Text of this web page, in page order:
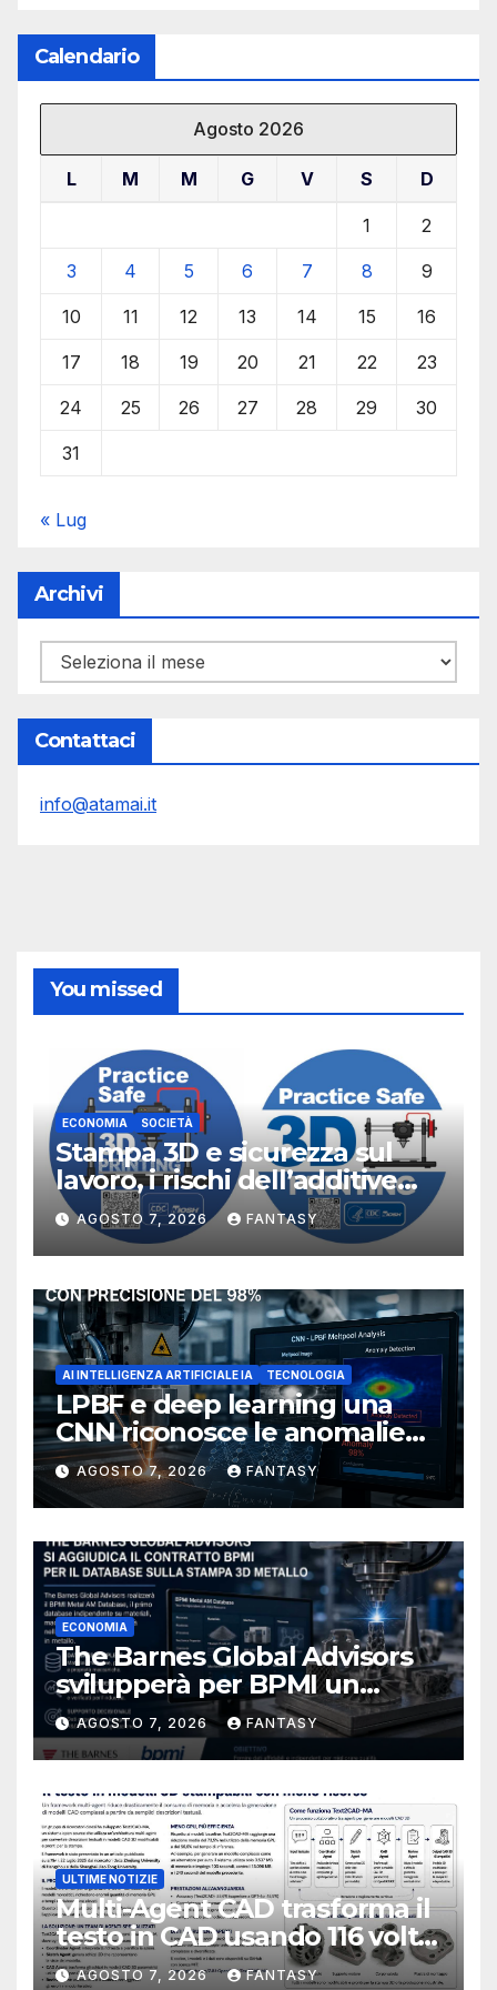
Calendario
Agosto 2026
L M M G V S D
1 2
3 4 5 6 7 8 9
10 11 12 13 14 15 16
17 18 19 20 21 22 23
24 25 26 27 28 29 30
31
« Lug
Archivi
Archivi
Contattaci
info@atamai.it
You missed
ECONOMIA SOCIETÀ
Stampa 3D e sicurezza sul
lavoro, i rischi dell’additive
manufacturing secondo
NIOSH
AGOSTO 7, 2026 FANTASY
AI INTELLIGENZA ARTIFICIALE IA TECNOLOGIA
LPBF e deep learning una
CNN riconosce le anomalie
del bagno di fusione
AGOSTO 7, 2026 FANTASY
ECONOMIA
The Barnes Global Advisors
svilupperà per BPMI un
database per la stampa 3D
metallica destinata alla filiera
navale statunitense
AGOSTO 7, 2026 FANTASY
ULTIME NOTIZIE
Multi-Agent CAD trasforma il
testo in CAD usando 116 volte
meno token
AGOSTO 7, 2026 FANTASY